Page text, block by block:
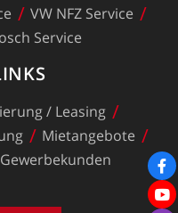
VW NFZ Service
Service
/ Leasing
Mietangebote
Gewerbekunden